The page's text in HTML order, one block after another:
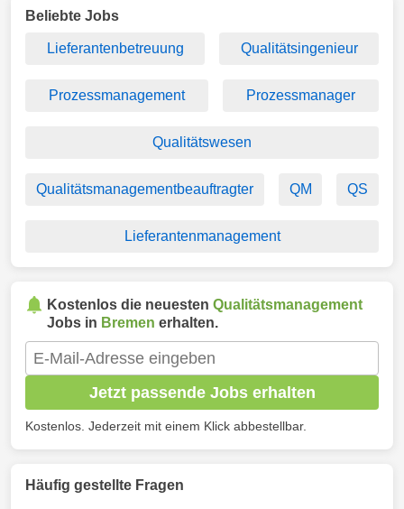
Beliebte Jobs
Lieferantenbetreuung Qualitätsingenieur
Prozessmanagement Prozessmanager
Qualitätswesen
Qualitätsmanagementbeauftragter QM QS
Lieferantenmanagement
Kostenlos die neuesten Qualitätsmanagement
Jobs in Bremen erhalten.
Jetzt passende Jobs erhalten
Kostenlos. Jederzeit mit einem Klick abbestellbar.
Häufig gestellte Fragen